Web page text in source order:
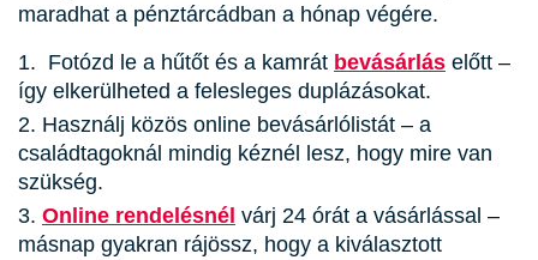
maradhat a pénztárcádban a hónap végére.
Fotózd le a hűtőt és a kamrát bevásárlás előtt –
így elkerülheted a felesleges duplázásokat.
Használj közös online bevásárlólistát – a
családtagoknál mindig kéznél lesz, hogy mire van
szükség.
Online rendelésnél várj 24 órát a vásárlással –
másnap gyakran rájössz, hogy a kiválasztott